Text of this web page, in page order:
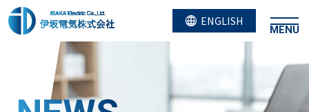
ENGLISH
MENU